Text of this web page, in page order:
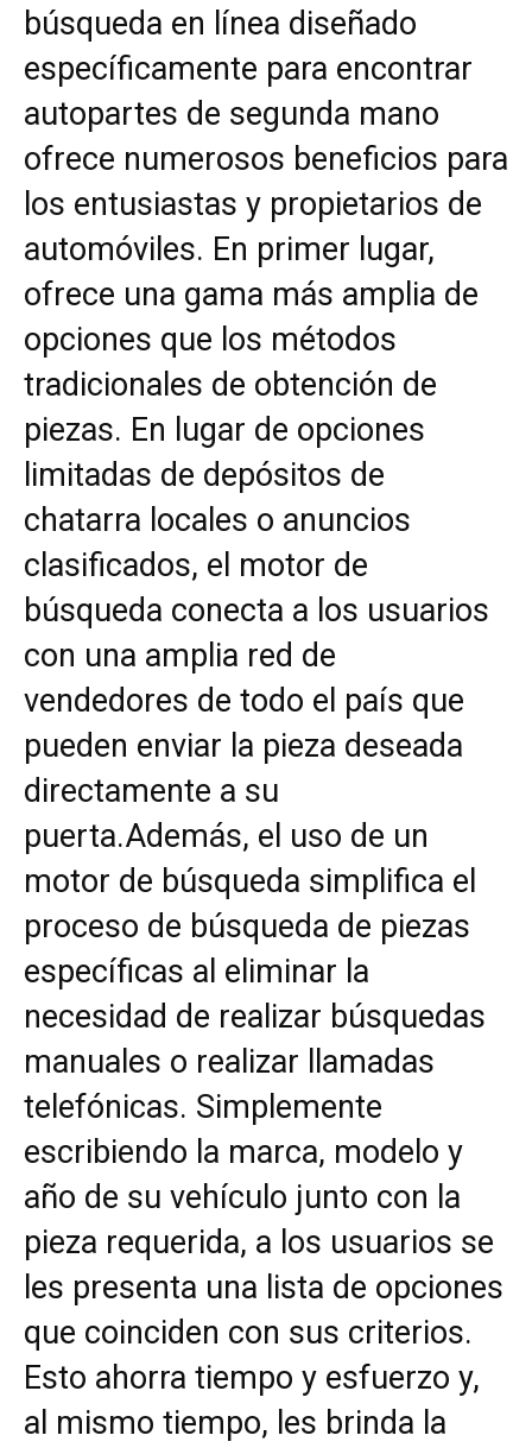
búsqueda en línea diseñado
específicamente para encontrar
autopartes de segunda mano
ofrece numerosos beneficios para
los entusiastas y propietarios de
automóviles. En primer lugar,
ofrece una gama más amplia de
opciones que los métodos
tradicionales de obtención de
piezas. En lugar de opciones
limitadas de depósitos de
chatarra locales o anuncios
clasificados, el motor de
búsqueda conecta a los usuarios
con una amplia red de
vendedores de todo el país que
pueden enviar la pieza deseada
directamente a su
puerta.Además, el uso de un
motor de búsqueda simplifica el
proceso de búsqueda de piezas
específicas al eliminar la
necesidad de realizar búsquedas
manuales o realizar llamadas
telefónicas. Simplemente
escribiendo la marca, modelo y
año de su vehículo junto con la
pieza requerida, a los usuarios se
les presenta una lista de opciones
que coinciden con sus criterios.
Esto ahorra tiempo y esfuerzo y,
al mismo tiempo, les brinda la